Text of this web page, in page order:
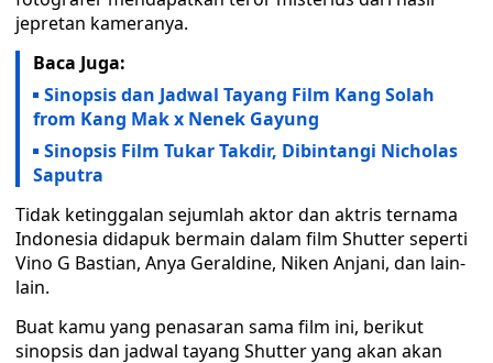
jepretan kameranya.
Baca Juga:
Sinopsis dan Jadwal Tayang Film Kang Solah
from Kang Mak x Nenek Gayung
Sinopsis Film Tukar Takdir, Dibintangi Nicholas
Saputra
Tidak ketinggalan sejumlah aktor dan aktris ternama
Indonesia didapuk bermain dalam film Shutter seperti
Vino G Bastian, Anya Geraldine, Niken Anjani, dan lain-
lain.
Buat kamu yang penasaran sama film ini, berikut
sinopsis dan jadwal tayang Shutter yang akan akan